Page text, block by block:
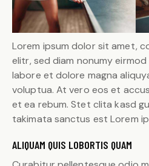
Lorem ipsum dolor sit amet,
elitr, sed diam nonumy
labore et dolore magna
voluptua. At vero eos et
et ea rebum. Stet clita kasd
takimata sanctus est Lorem
ALIQUAM QUIS LOBORTIS QUAM